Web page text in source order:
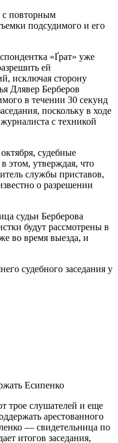
с повторным
подсудимого и его
«Ґрат» уже
ей
исключая сторону
Длявер Берберов
в течении 30 секунд
поскольку в ходе
с техникой
судебные
этом, утверждая, что
службы приставов,
о разрешении
судьи Берберова
будут рассмотрены в
во время выезда, и
судебного заседания у
Есипенко
трое слушателей и еще
арестованного
— свидетельница по
итогов заседания,